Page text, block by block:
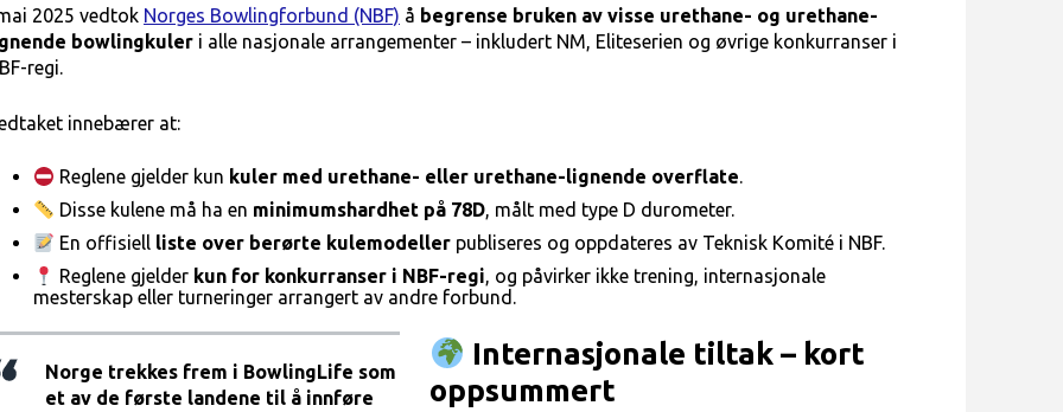
2025 vedtok Norges Bowlingforbund (NBF) å begrense bruken av visse urethane- og urethane-
bowlingkuler i alle nasjonale arrangementer – inkludert NM, Eliteserien og øvrige konkurranser i
regi.
innebærer at:
Reglene gjelder kun kuler med urethane- eller urethane-lignende overflate.
Disse kulene må ha en minimumshardhet på 78D, målt med type D durometer.
En offisiell liste over berørte kulemodeller publiseres og oppdateres av Teknisk Komité i NBF.
Reglene gjelder kun for konkurranser i NBF-regi, og påvirker ikke trening, internasjonale
mesterskap eller turneringer arrangert av andre forbund.
Norge trekkes frem i BowlingLife som
et av de første landene til å innføre
Internasjonale tiltak – kort
oppsummert